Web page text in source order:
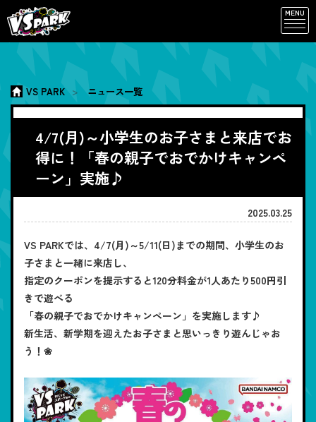
MENU
VS PARK ニュース一覧
4/7(月)～小学生のお子さまと来店でお
得に！「春の親子でおでかけキャンペ
ーン」実施♪
2025.03.25
VS PARKでは、4/7(月)～5/11(日)までの期間、小学生のお
子さまと一緒に来店し、
指定のクーポンを提示すると120分料金が1人あたり500円引
きで遊べる
「春の親子でおでかけキャンペーン」を実施します♪
新生活、新学期を迎えたお子さまと思いっきり遊んじゃお
う！❀